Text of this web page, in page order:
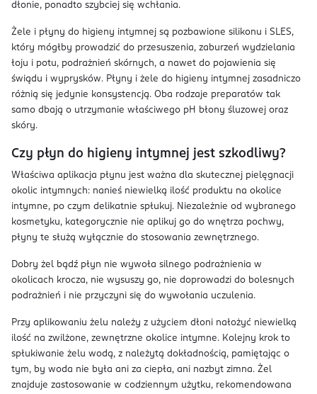
dłonie, ponadto szybciej się wchłania.
Żele i płyny do higieny intymnej są pozbawione silikonu i SLES,
który mógłby prowadzić do przesuszenia, zaburzeń wydzielania
łoju i potu, podrażnień skórnych, a nawet do pojawienia się
świądu i wyprysków. Płyny i żele do higieny intymnej zasadniczo
różnią się jedynie konsystencją. Oba rodzaje preparatów tak
samo dbają o utrzymanie właściwego pH błony śluzowej oraz
skóry.
Czy płyn do higieny intymnej jest szkodliwy?
Właściwa aplikacja płynu jest ważna dla skutecznej pielęgnacji
okolic intymnych: nanieś niewielką ilość produktu na okolice
intymne, po czym delikatnie spłukuj. Niezależnie od wybranego
kosmetyku, kategorycznie nie aplikuj go do wnętrza pochwy,
płyny te służą wyłącznie do stosowania zewnętrznego.
Dobry żel bądź płyn nie wywoła silnego podrażnienia w
okolicach krocza, nie wysuszy go, nie doprowadzi do bolesnych
podrażnień i nie przyczyni się do wywołania uczulenia.
Przy aplikowaniu żelu należy z użyciem dłoni nałożyć niewielką
ilość na zwilżone, zewnętrzne okolice intymne. Kolejny krok to
spłukiwanie żelu wodą, z należytą dokładnością, pamiętając o
tym, by woda nie była ani za ciepła, ani nazbyt zimna. Żel
znajduje zastosowanie w codziennym użytku, rekomendowana